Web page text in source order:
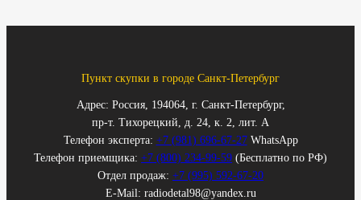
Пункт скупки в городе Санкт-Петербург
Адрес: Россия, 194064, г. Санкт-Петербург,
пр-т. Тихорецкий, д. 24, к. 2, лит. А
Телефон эксперта: +7 (981) 696-67-27WhatsApp
Телефон приемщика: +7 (800) 234-99-59 (Бесплатно по РФ)
Отдел продаж: +7 (995) 592-67-20
E-Mail: radiodetal98@yandex.ru